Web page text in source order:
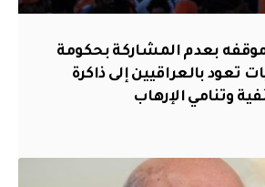
بعدم المشاركة بحكومة
بالعراقيين إلى ذاكرة
وتنامي الإرهاب